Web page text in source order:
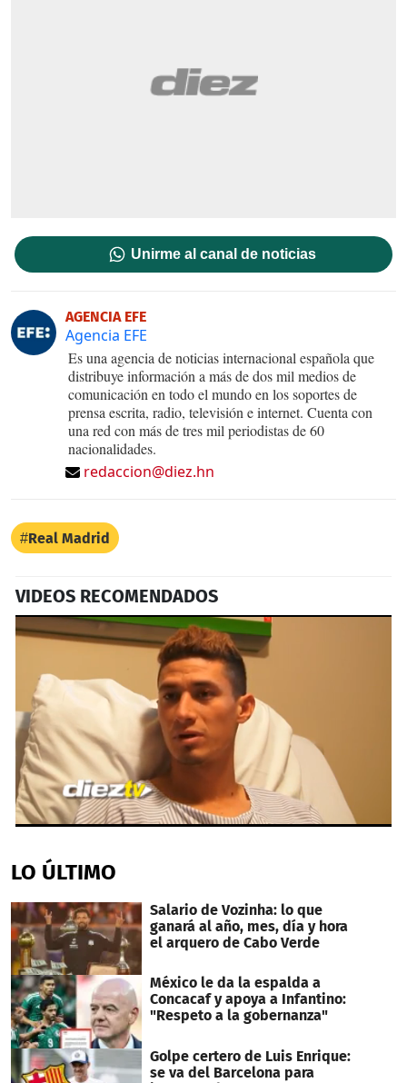
Unirme al canal de noticias
AGENCIA EFE
Agencia EFE
Es una agencia de noticias internacional española que
distribuye información a más de dos mil medios de
comunicación en todo el mundo en los soportes de
prensa escrita, radio, televisión e internet. Cuenta con
una red con más de tres mil periodistas de 60
nacionalidades.
redaccion@diez.hn
Real Madrid
VIDEOS RECOMENDADOS
of
2
34
seconds
LO ÚLTIMO
Salario de Vozinha: lo que
ganará al año, mes, día y hora
el arquero de Cabo Verde
México le da la espalda a
Concacaf y apoya a Infantino:
"Respeto a la gobernanza"
Golpe certero de Luis Enrique:
se va del Barcelona para